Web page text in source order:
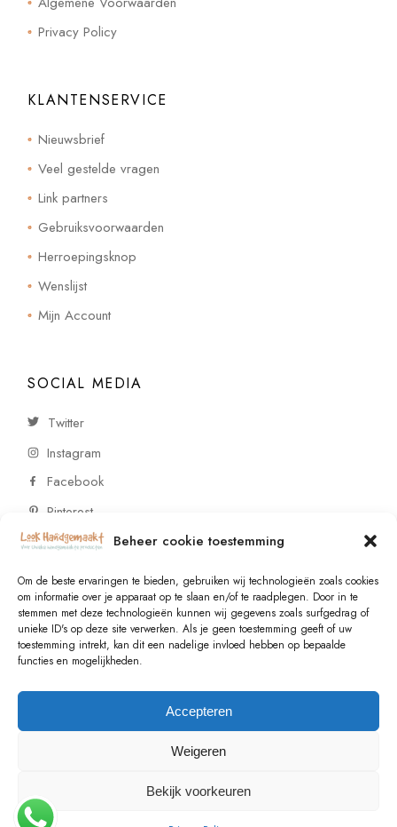
Beheer cookie toestemming
Om de beste ervaringen te bieden, gebruiken wij technologieën zoals cookies
om informatie over je apparaat op te slaan en/of te raadplegen. Door in te
stemmen met deze technologieën kunnen wij gegevens zoals surfgedrag of
unieke ID's op deze site verwerken. Als je geen toestemming geeft of uw
toestemming intrekt, kan dit een nadelige invloed hebben op bepaalde
functies en mogelijkheden.
Accepteren
Weigeren
Bekijk voorkeuren
Privacy Policy
KLANTENSERVICE
Nieuwsbrief
Veel gestelde vragen
Link partners
Gebruiksvoorwaarden
Herroepingsknop
Wenslijst
Mijn Account
SOCIAL MEDIA
Twitter
Instagram
Facebook
Pinterest
CONTACT
Vragen of wensen? Neem contact op!
+31 (0)6 229 021 29
© 2023 , All Rights Reserved